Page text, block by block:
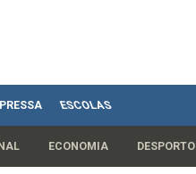
ESCOLAS
ECONOMIA DESPORTO